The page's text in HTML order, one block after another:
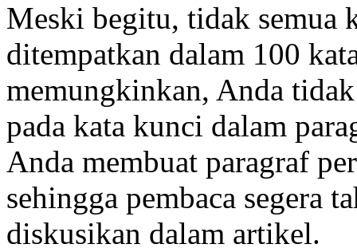
Meski begitu, tidak semua
ditempatkan dalam 100
memungkinkan, Anda
pada kata kunci dalam
Anda membuat paragraf
sehingga pembaca segera
diskusikan dalam artikel.